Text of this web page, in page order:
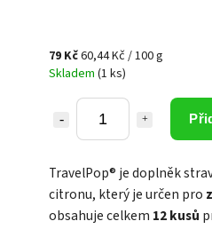
79 Kč60,44 Kč / 100 g
Skladem (1 ks)
TravelPop® je doplněk
citronu, který je určen pro
obsahuje celkem 12 kusů